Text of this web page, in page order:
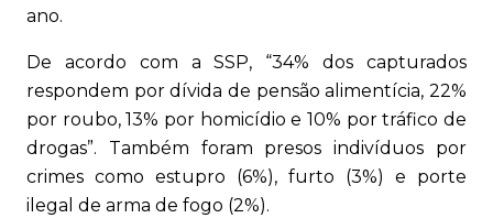
ano.
De acordo com a SSP, “34% dos capturados
respondem por dívida de pensão alimentícia, 22%
por roubo, 13% por homicídio e 10% por tráfico de
drogas”. Também foram presos indivíduos por
crimes como estupro (6%), furto (3%) e porte
ilegal de arma de fogo (2%).